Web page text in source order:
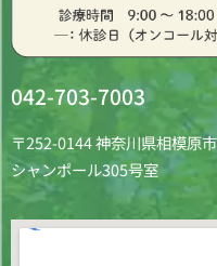
042-703-7003
〒252-0144 神奈川県相模原
シャンポール305号室